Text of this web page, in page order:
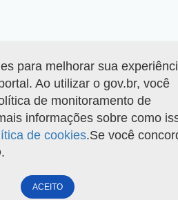
para melhorar sua
Ao utilizar o gov.br, você
de monitoramento de
informações sobre como
de cookies.Se você
ACEITO